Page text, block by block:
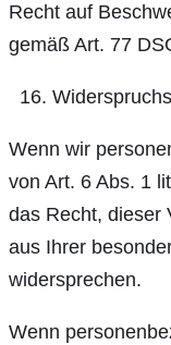
Recht auf
gemäß Art. 77
Wenn wir
von Art. 6 Abs. 1
das Recht, dieser
aus Ihrer
widersprechen.
Wenn